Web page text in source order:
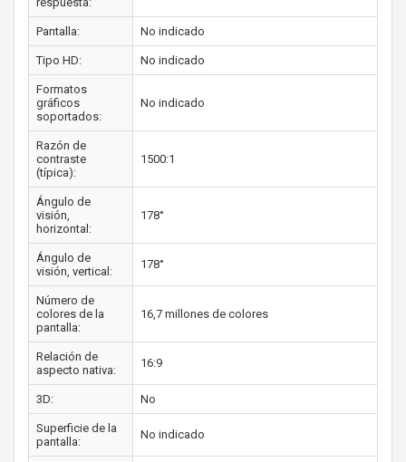
Pantalla: No indicado
Tipo HD: No indicado
Formatos
gráficos
soportados:
No indicado
Razón de
contraste
(típica):
1500:1
Ángulo de
visión,
horizontal:
178°
Ángulo de
visión, vertical:
178°
Número de
colores de la
pantalla:
16,7 millones de colores
Relación de
aspecto nativa:
16:9
3D: No
Superficie de la
pantalla:
No indicado